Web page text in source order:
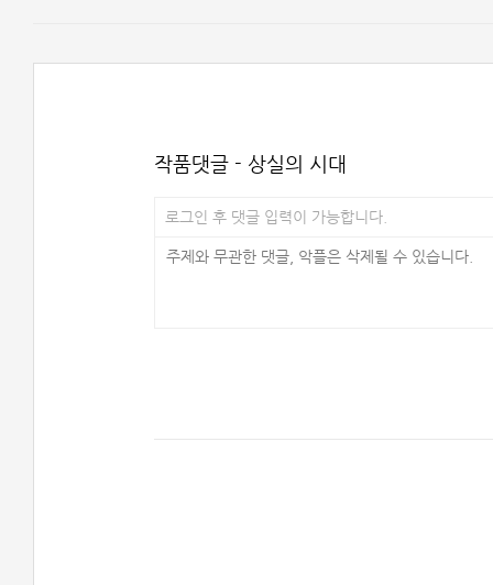
작품댓글 - 상실의 시대
로그인 후 댓글 입력이 가능합니다.